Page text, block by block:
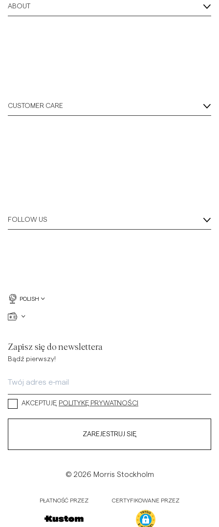
ABOUT
CUSTOMER CARE
FOLLOW US
POLISH
Zapisz się do newslettera
Bądź pierwszy!
AKCEPTUJĘ POLITYKĘ PRYWATNOŚCI
ZAREJESTRUJ SIĘ
© 2026 Morris Stockholm
PŁATNOŚĆ PRZEZ CERTYFIKOWANE PRZEZ